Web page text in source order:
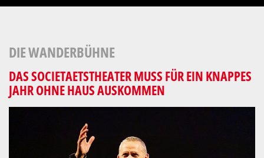
DIE WANDERBÜHNE
DAS SOCIETAETSTHEATER MUSS FÜR EIN KNAPPES
JAHR OHNE HAUS AUSKOMMEN